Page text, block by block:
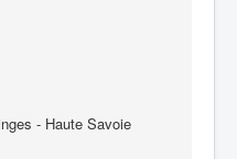
- Haute Savoie